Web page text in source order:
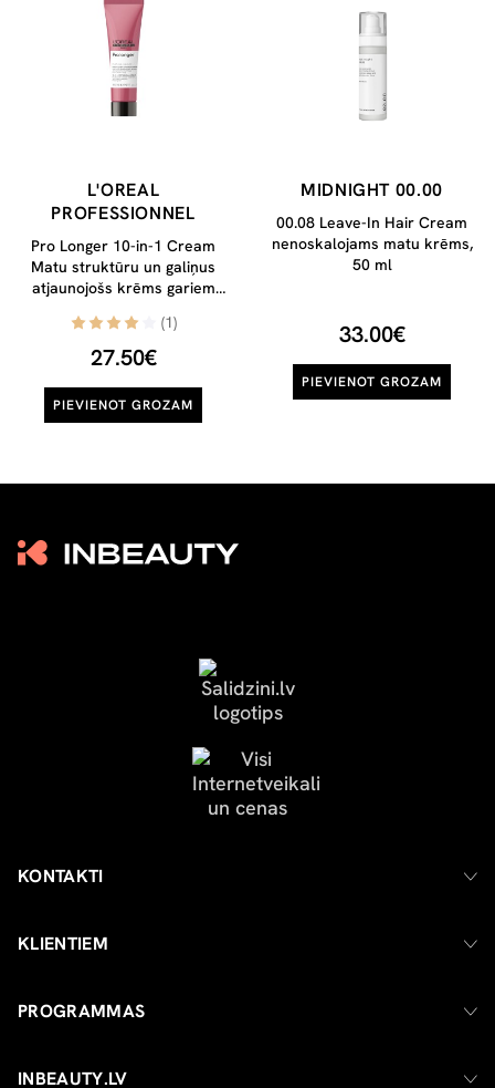
L'OREAL
PROFESSIONNEL
Pro Longer 10-in-1 Cream
Matu struktūru un galiņus
atjaunojošs krēms gariem
(1)
27.50€
PIEVIENOT GROZAM
MIDNIGHT 00.00
00.08 Leave-In Hair Cream
nenoskalojams matu krēms,
50 ml
33.00€
PIEVIENOT GROZAM
KONTAKTI
KLIENTIEM
PROGRAMMAS
INBEAUTY.LV